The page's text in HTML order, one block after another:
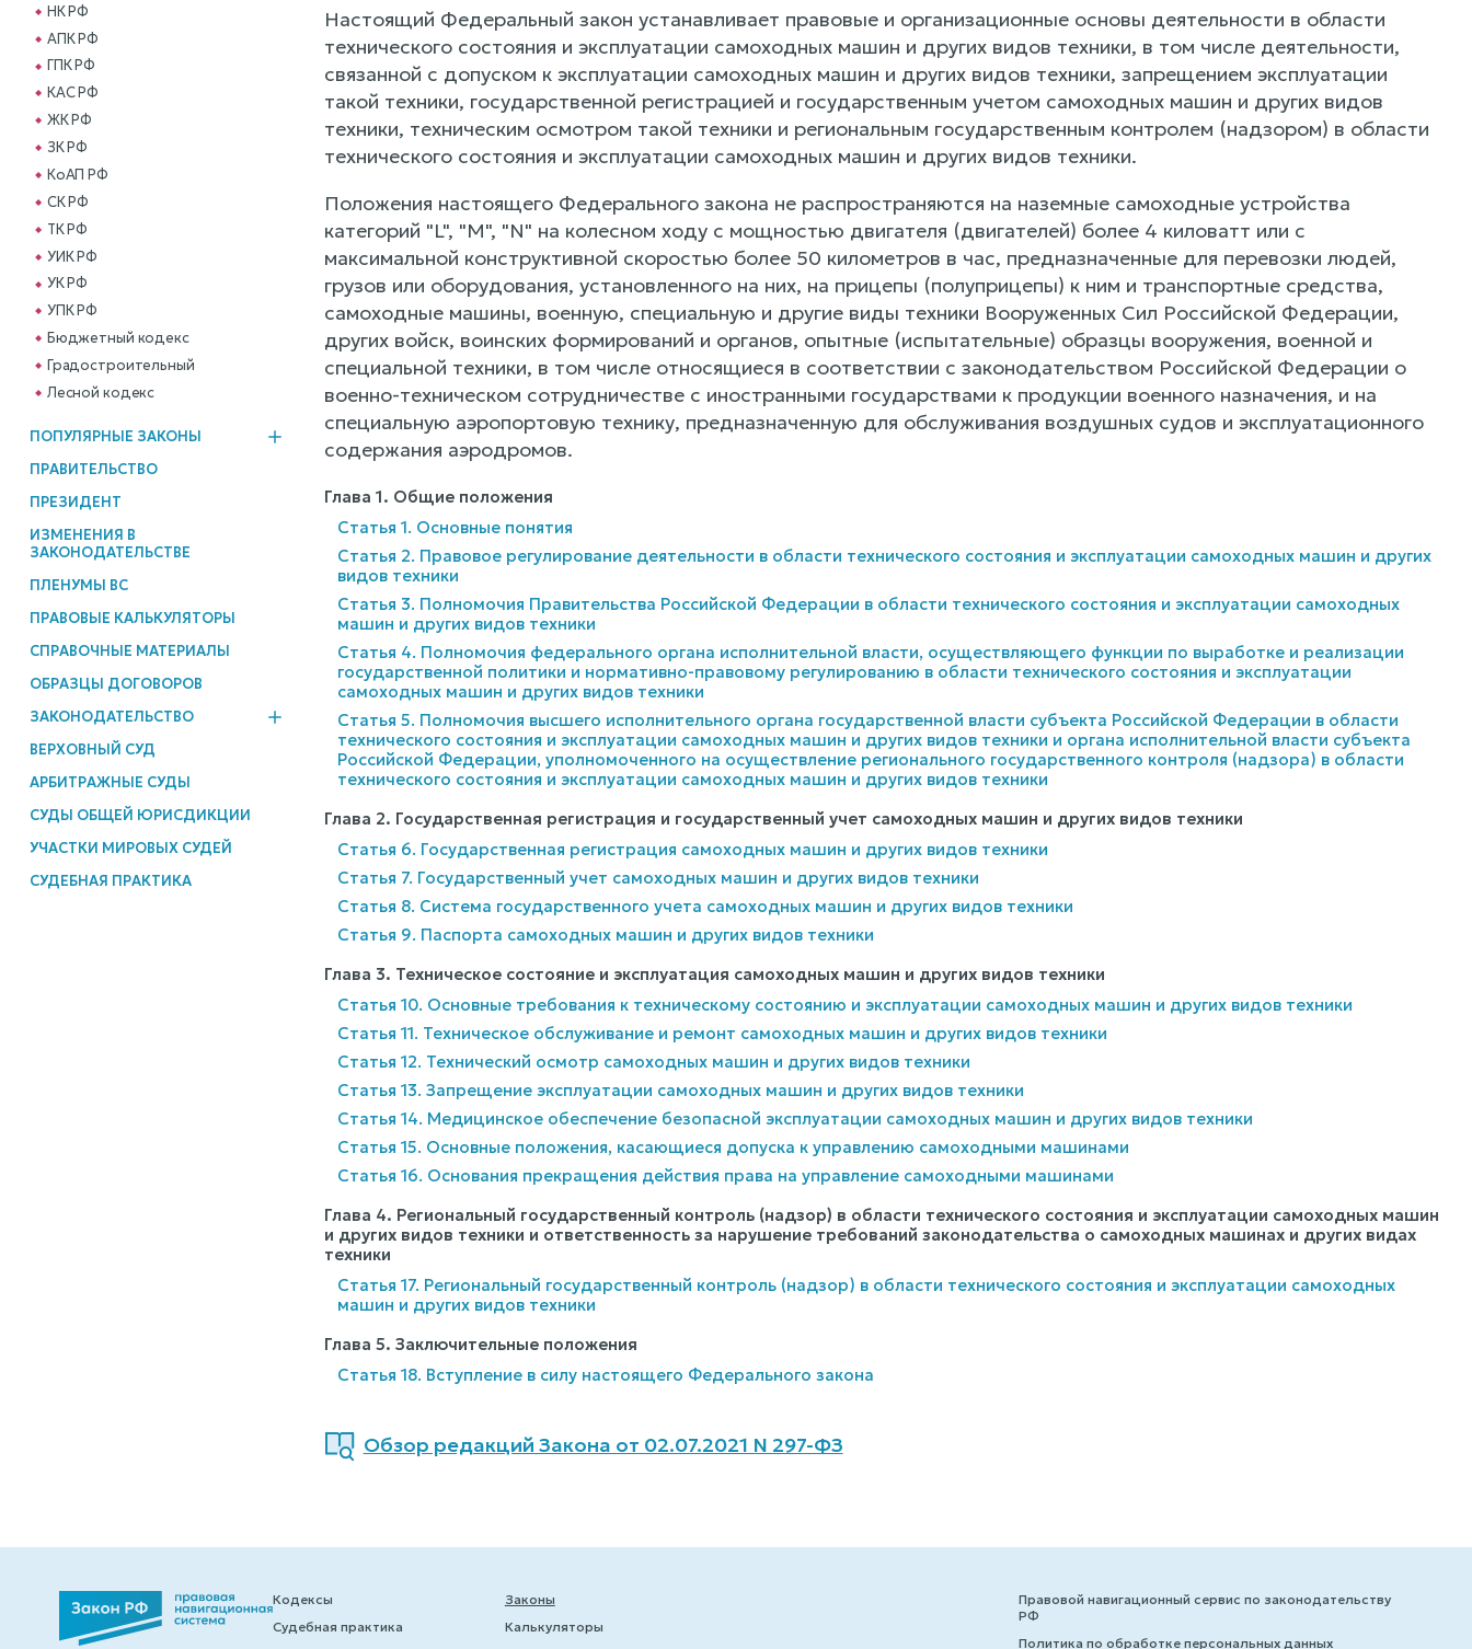
НК РФ
АПК РФ
ГПК РФ
КАС РФ
ЖК РФ
ЗК РФ
КоАП РФ
СК РФ
ТК РФ
УИК РФ
УК РФ
УПК РФ
Бюджетный кодекс
Градостроительный
Лесной кодекс
ПОПУЛЯРНЫЕ ЗАКОНЫ
ПРАВИТЕЛЬСТВО
ПРЕЗИДЕНТ
ИЗМЕНЕНИЯ В
ЗАКОНОДАТЕЛЬСТВЕ
ПЛЕНУМЫ ВС
ПРАВОВЫЕ КАЛЬКУЛЯТОРЫ
СПРАВОЧНЫЕ МАТЕРИАЛЫ
ОБРАЗЦЫ ДОГОВОРОВ
ЗАКОНОДАТЕЛЬСТВО
ВЕРХОВНЫЙ СУД
АРБИТРАЖНЫЕ СУДЫ
СУДЫ ОБЩЕЙ ЮРИСДИКЦИИ
УЧАСТКИ МИРОВЫХ СУДЕЙ
СУДЕБНАЯ ПРАКТИКА
Настоящий Федеральный закон устанавливает правовые и организационные основы деятельности в области
технического состояния и эксплуатации самоходных машин и других видов техники, в том числе деятельности,
связанной с допуском к эксплуатации самоходных машин и других видов техники, запрещением эксплуатации
такой техники, государственной регистрацией и государственным учетом самоходных машин и других видов
техники, техническим осмотром такой техники и региональным государственным контролем (надзором) в области
технического состояния и эксплуатации самоходных машин и других видов техники.
Положения настоящего Федерального закона не распространяются на наземные самоходные устройства
категорий "L", "M", "N" на колесном ходу с мощностью двигателя (двигателей) более 4 киловатт или с
максимальной конструктивной скоростью более 50 километров в час, предназначенные для перевозки людей,
грузов или оборудования, установленного на них, на прицепы (полуприцепы) к ним и транспортные средства,
самоходные машины, военную, специальную и другие виды техники Вооруженных Сил Российской Федерации,
других войск, воинских формирований и органов, опытные (испытательные) образцы вооружения, военной и
специальной техники, в том числе относящиеся в соответствии с законодательством Российской Федерации о
военно-техническом сотрудничестве с иностранными государствами к продукции военного назначения, и на
специальную аэропортовую технику, предназначенную для обслуживания воздушных судов и эксплуатационного
содержания аэродромов.
Глава 1. Общие положения
Статья 1. Основные понятия
Статья 2. Правовое регулирование деятельности в области технического состояния и эксплуатации самоходных машин и других
видов техники
Статья 3. Полномочия Правительства Российской Федерации в области технического состояния и эксплуатации самоходных
машин и других видов техники
Статья 4. Полномочия федерального органа исполнительной власти, осуществляющего функции по выработке и реализации
государственной политики и нормативно-правовому регулированию в области технического состояния и эксплуатации
самоходных машин и других видов техники
Статья 5. Полномочия высшего исполнительного органа государственной власти субъекта Российской Федерации в области
технического состояния и эксплуатации самоходных машин и других видов техники и органа исполнительной власти субъекта
Российской Федерации, уполномоченного на осуществление регионального государственного контроля (надзора) в области
технического состояния и эксплуатации самоходных машин и других видов техники
Глава 2. Государственная регистрация и государственный учет самоходных машин и других видов техники
Статья 6. Государственная регистрация самоходных машин и других видов техники
Статья 7. Государственный учет самоходных машин и других видов техники
Статья 8. Система государственного учета самоходных машин и других видов техники
Статья 9. Паспорта самоходных машин и других видов техники
Глава 3. Техническое состояние и эксплуатация самоходных машин и других видов техники
Статья 10. Основные требования к техническому состоянию и эксплуатации самоходных машин и других видов техники
Статья 11. Техническое обслуживание и ремонт самоходных машин и других видов техники
Статья 12. Технический осмотр самоходных машин и других видов техники
Статья 13. Запрещение эксплуатации самоходных машин и других видов техники
Статья 14. Медицинское обеспечение безопасной эксплуатации самоходных машин и других видов техники
Статья 15. Основные положения, касающиеся допуска к управлению самоходными машинами
Статья 16. Основания прекращения действия права на управление самоходными машинами
Глава 4. Региональный государственный контроль (надзор) в области технического состояния и эксплуатации самоходных машин
и других видов техники и ответственность за нарушение требований законодательства о самоходных машинах и других видах
техники
Статья 17. Региональный государственный контроль (надзор) в области технического состояния и эксплуатации самоходных
машин и других видов техники
Глава 5. Заключительные положения
Статья 18. Вступление в силу настоящего Федерального закона
Обзор редакций Закона от 02.07.2021 N 297-ФЗ
Кодексы
Судебная практика
Законы
Калькуляторы
Правовой навигационный сервис по законодательству
РФ
Политика по обработке персональных данных